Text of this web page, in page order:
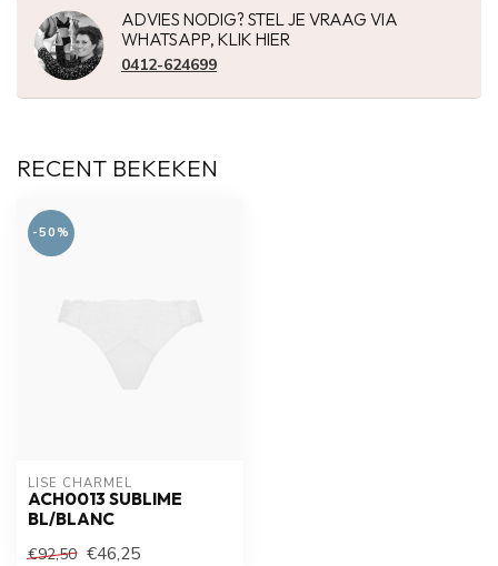
ADVIES NODIG? STEL JE VRAAG VIA
WHATSAPP, KLIK HIER
0412-624699
RECENT BEKEKEN
-50%
LISE CHARMEL
ACH0013 SUBLIME
BL/BLANC
€92,50 €46,25